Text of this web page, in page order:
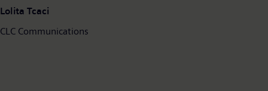
Lolita Tcaci
CLC Communications